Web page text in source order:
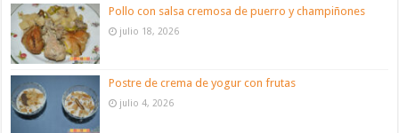
Pollo con salsa cremosa de puerro y champiñones
julio 18, 2026
Postre de crema de yogur con frutas
julio 4, 2026